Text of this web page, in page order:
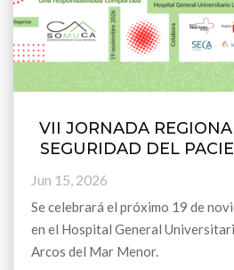
VII JORNADA
SEGURIDAD DEL
Jun 15, 2026
Se celebrará el próximo 19 de
en el Hospital General
Arcos del Mar Menor.